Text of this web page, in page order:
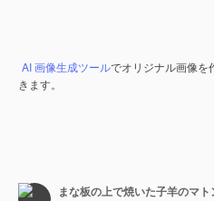
AI 画像生成ツールでオリジナル画像を
きます。
まな板の上で焼いた子羊のマ